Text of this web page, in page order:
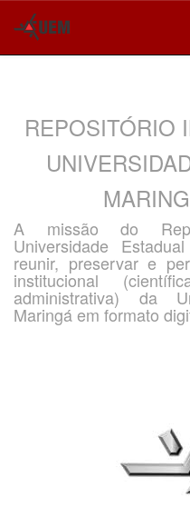
REPOSITÓRIO
A missão do
Universidade
reunir, preservar e
institucional
administrativa) da
Maringá em formato